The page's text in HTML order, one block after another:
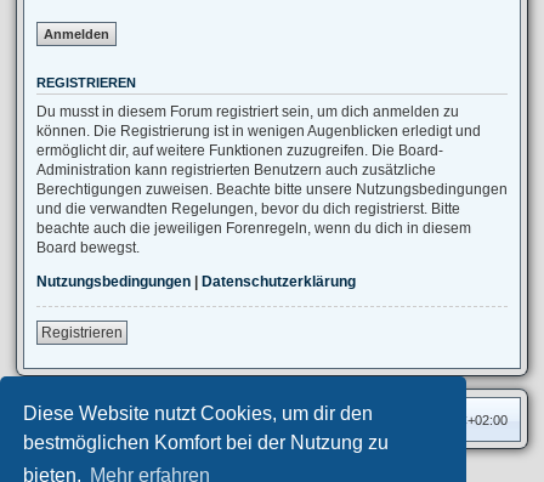
Diese Website nutzt Cookies, um dir den
bestmöglichen Komfort bei der Nutzung zu
bieten. Mehr erfahren
REGISTRIEREN
Du musst in diesem Forum registriert sein, um dich anmelden zu
können. Die Registrierung ist in wenigen Augenblicken erledigt und
ermöglicht dir, auf weitere Funktionen zuzugreifen. Die Board-
Administration kann registrierten Benutzern auch zusätzliche
Berechtigungen zuweisen. Beachte bitte unsere Nutzungsbedingungen
und die verwandten Regelungen, bevor du dich registrierst. Bitte
beachte auch die jeweiligen Forenregeln, wenn du dich in diesem
Board bewegst.
Nutzungsbedingungen | Datenschutzerklärung
Registrieren
Foren-Übersicht Alle Zeiten sind UTC+02:00